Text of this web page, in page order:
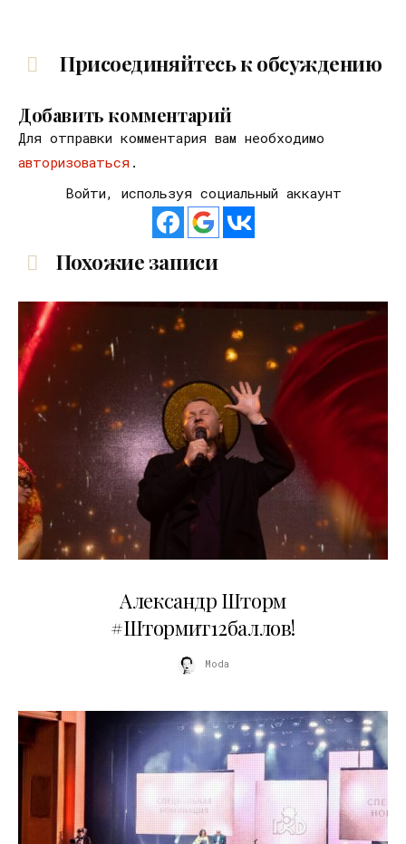
Присоединяйтесь к обсуждению
Добавить комментарий
Для отправки комментария вам необходимо
авторизоваться .
Войти, используя социальный аккаунт
Похожие записи
Александр Шторм
#Штормит12баллов!
Moda